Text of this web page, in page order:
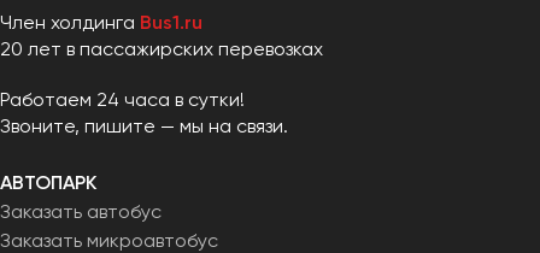
Член холдинга Bus1.ru
20 лет в пассажирских перевозках
Работаем 24 часа в сутки!
Звоните, пишите — мы на связи.
АВТОПАРК
Заказать автобус
Заказать микроавтобус